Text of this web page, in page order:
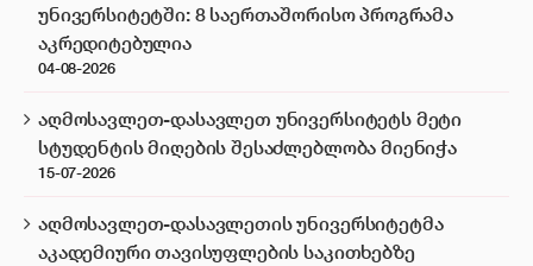
უნივერსიტეტში: 8 საერთაშორისო პროგრამა
აკრედიტებულია
04-08-2026
აღმოსავლეთ-დასავლეთ უნივერსიტეტს მეტი
სტუდენტის მიღების შესაძლებლობა მიენიჭა
15-07-2026
აღმოსავლეთ-დასავლეთის უნივერსიტეტმა
აკადემიური თავისუფლების საკითხებზე